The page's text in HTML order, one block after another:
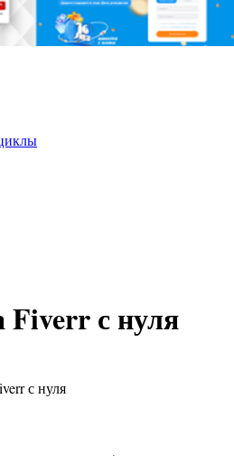
Fiverr с нуля
с нуля